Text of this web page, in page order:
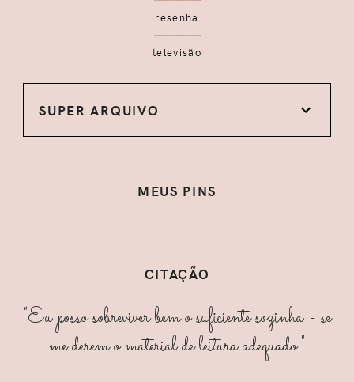
resenha
televisão
SUPER ARQUIVO
MEUS PINS
CITAÇÃO
"Eu posso sobreviver bem o suficiente sozinha - se
me derem o material de leitura adequado."